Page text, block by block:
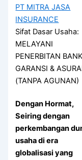
PT MITRA JASA
INSURANCE
Sifat Dasar Usaha:
MELAYANI
PENERBITAN BANK
GARANSI &
(TANPA AGUNAN)
Dengan Hormat,
Seiring dengan
perkembangan
usaha di era
globalisasi yang